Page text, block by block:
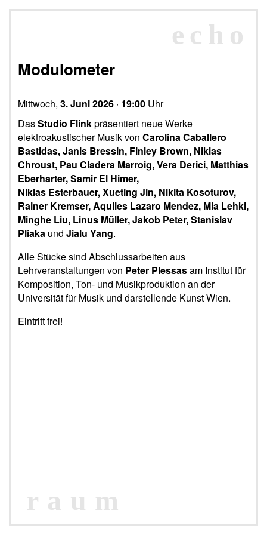
×
Programm
echo
raum
Modulometer
Mittwoch, 3. Juni 2026 · 19:00 Uhr
DasStudio Flinkpräsentiert neue Werke
elektroakustischer Musik von Carolina Caballero
Bastidas, Janis Bressin, Finley Brown, Niklas
Chroust, Pau Cladera Marroig, Vera Derici, Matthias
Eberharter, Samir El Himer,
Niklas Esterbauer, Xueting Jin, Nikita Kosoturov,
Rainer Kremser, Aquiles Lazaro Mendez, Mia Lehki,
Minghe Liu, Linus Müller, Jakob Peter,Stanislav
Pliaka und Jialu Yang.
Alle Stücke sind Abschlussarbeiten aus
Lehrveranstaltungen von Peter Plessasam Institut für
Komposition, Ton- und Musikproduktion an der
Universität für Musik und darstellende Kunst Wien.
Eintritt frei!